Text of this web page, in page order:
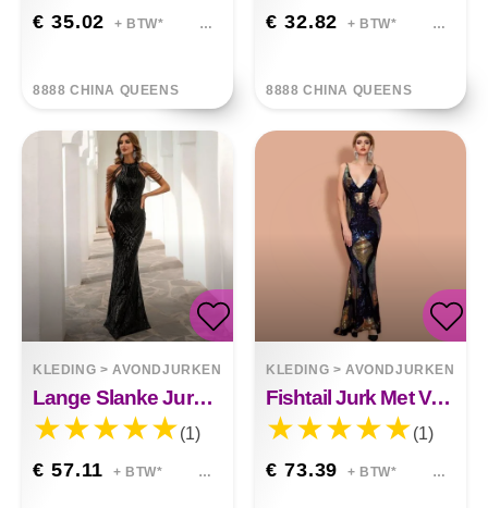
€ 35.02 + BTW*
8888 CHINA QUEENS
€ 32.82 + BTW*
8888 CHINA QUEENS
KLEDING >AVONDJURKEN
Lange Slanke Jurk Met Franjes En Lovertjes, Fishtail, Angelina
(1)
€ 57.11 + BTW*
KLEDING >AVONDJURKEN
Fishtail Jurk Met V-hals Patroon En Lovertjes Adaline
(1)
€ 73.39 + BTW*